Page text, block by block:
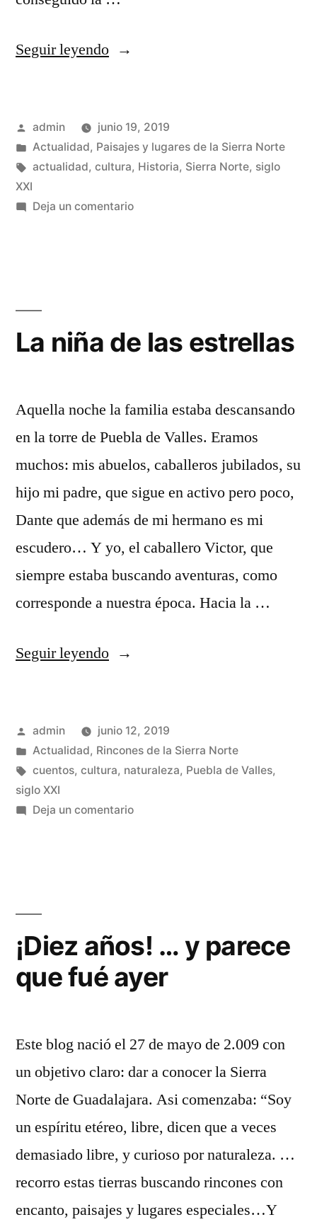
Seguir leyendo«Elecciones
en
la
Norte
Publicado
por
admin
junio 19, 2019
Publicado
en
Actualidad, Paisajes y lugares de la Sierra Norte
Etiquetas:
actualidad, cultura, Historia, Sierra Norte, siglo
XXI
Deja un comentarioen
Norte
La niña de las estrellas
Aquella noche la familia estaba descansando
en la torre de Puebla de Valles. Eramos
muchos: mis abuelos, caballeros jubilados, su
hijo mi padre, que sigue en activo pero poco,
Dante que además de mi hermano es mi
escudero… Y yo, el caballero Victor, que
siempre estaba buscando aventuras, como
corresponde a nuestra época. Hacia la …
Seguir leyendo«La
las
estrellas»
Publicado
por
admin
junio 12, 2019
Publicado
en
Actualidad, Rincones de la Sierra Norte
Etiquetas:
cuentos, cultura, naturaleza, Puebla de Valles,
siglo XXI
Deja un comentarioen
¡Diez años! … y parece
que fué ayer
Este blog nació el 27 de mayo de 2.009 con
un objetivo claro: dar a conocer la Sierra
Norte de Guadalajara. Asi comenzaba: “Soy
un espíritu etéreo, libre, dicen que a veces
demasiado libre, y curioso por naturaleza. …
recorro estas tierras buscando rincones con
encanto, paisajes y lugares especiales…Y